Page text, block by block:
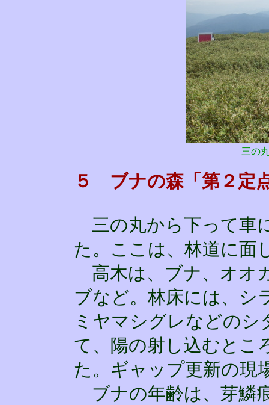
三の
５ ブナの森「第２定
三の丸から下って車
た。ここは、林道に面
高木は、ブナ、オオ
ブなど。林床には、シ
ミヤマシグレなどのシ
て、陽の射し込むとこ
た。ギャップ更新の現
ブナの年齢は、芽鱗